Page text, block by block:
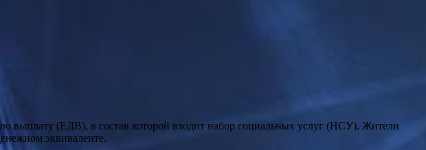
выплату (ЕДВ), в состав которой входит набор социальных услуг (НСУ). Жители
эквиваленте.